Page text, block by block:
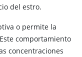
del estro.
o permite la
comportamiento
concentraciones